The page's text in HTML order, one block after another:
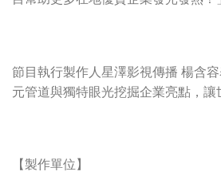
節目執行製作人星澤影視傳播 楊含
元管道與獨特眼光挖掘企業亮點，讓
【製作單位】